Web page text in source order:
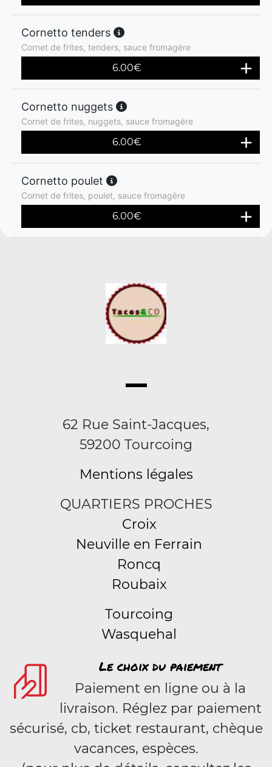
Cornetto tenders
Cornet de frites, tenders, sauce fromagère
6.00€
Cornetto nuggets
Cornet de frites, nuggets, sauce fromagère
6.00€
Cornetto poulet
Cornet de frites, poulet, sauce fromagère
6.00€
62 Rue Saint-Jacques,
59200 Tourcoing
Mentions légales
QUARTIERS PROCHES
Croix
Neuville en Ferrain
Roncq
Roubaix
Tourcoing
Wasquehal
Le choix du paiement
Paiement en ligne ou à la
livraison. Réglez par paiement
sécurisé, cb, ticket restaurant, chèque
vacances, espèces.